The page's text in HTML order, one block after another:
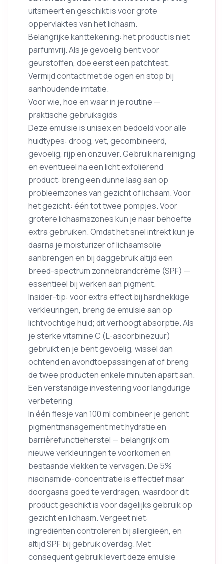
uitsmeert en geschikt is voor grote
oppervlaktes van het lichaam.
Belangrijke kanttekening: het product is niet
parfumvrij. Als je gevoelig bent voor
geurstoffen, doe eerst een patchtest.
Vermijd contact met de ogen en stop bij
aanhoudende irritatie.
Voor wie, hoe en waar in je routine —
praktische gebruiksgids
Deze emulsie is unisex en bedoeld voor alle
huidtypes: droog, vet, gecombineerd,
gevoelig, rijp en onzuiver. Gebruik na reiniging
en eventueel na een licht exfoliërend
product: breng een dunne laag aan op
probleemzones van gezicht of lichaam. Voor
het gezicht: één tot twee pompjes. Voor
grotere lichaamszones kun je naar behoefte
extra gebruiken. Omdat het snel intrekt kun je
daarna je moisturizer of lichaamsolie
aanbrengen en bij daggebruik altijd een
breed-spectrum zonnebrandcrème (SPF) —
essentieel bij werken aan pigment.
Insider-tip: voor extra effect bij hardnekkige
verkleuringen, breng de emulsie aan op
lichtvochtige huid; dit verhoogt absorptie. Als
je sterke vitamine C (L-ascorbinezuur)
gebruikt en je bent gevoelig, wissel dan
ochtend en avondtoepassingen af of breng
de twee producten enkele minuten apart aan.
Een verstandige investering voor langdurige
verbetering
In één flesje van 100 ml combineer je gericht
pigmentmanagement met hydratie en
barrièrefunctieherstel — belangrijk om
nieuwe verkleuringen te voorkomen en
bestaande vlekken te vervagen. De 5%
niacinamide-concentratie is effectief maar
doorgaans goed te verdragen, waardoor dit
product geschikt is voor dagelijks gebruik op
gezicht en lichaam. Vergeet niet:
ingrediënten controleren bij allergieën, en
altijd SPF bij gebruik overdag. Met
consequent gebruik levert deze emulsie